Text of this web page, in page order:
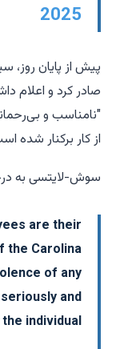
2025
صادر کرد و اعلام
"نامناسب و
از کار برکنار شده
سوش-لایتسی به
are their
the Carolina
of any
and
individual.